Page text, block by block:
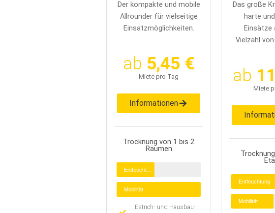
Der kompakte und mobile
Allrounder für vielseitige
Einsatzmöglichkeiten.
ab 5,45 €
Miete pro Tag
Informationen
Trocknung von 1 bis 2
Räumen
Mobilität
Estrich- und Hausbau-
Das große
harte
Einsätze
Vielzahl
ab
Miete
Entfeuchtung
Mobilität